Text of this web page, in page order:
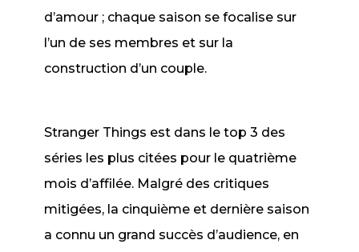
d’amour ; chaque saison se focalise sur
l’un de ses membres et sur la
construction d’un couple.
Stranger Things est dans le top 3 des
séries les plus citées pour le quatrième
mois d’affilée. Malgré des critiques
mitigées, la cinquième et dernière saison
a connu un grand succès d’audience, en